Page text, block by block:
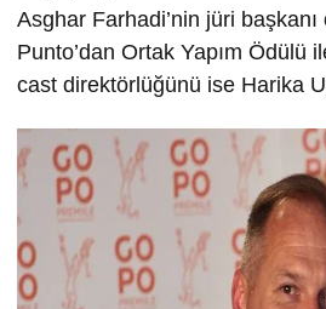
Asghar Farhadi’nin jüri
Punto’dan Ortak Yapım Ödülü
cast direktörlüğünü ise Harika